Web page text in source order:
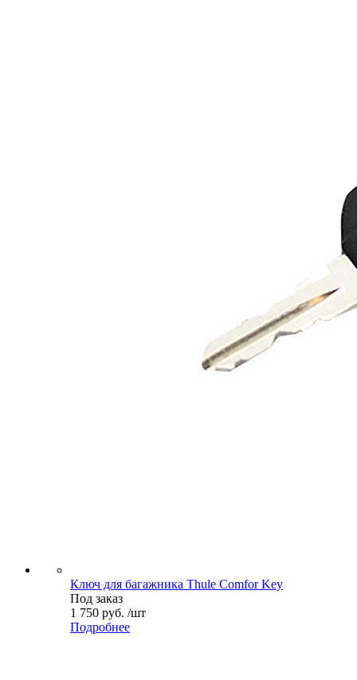
Ключ для багажника Thule Comfor Key
Под заказ
1 750 руб. /шт
Подробнее